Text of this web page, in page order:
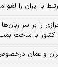
با ایران را لغو
را بر سر
و عمان